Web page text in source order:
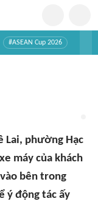
#ASEAN Cup 2026
Lai, phường Hạc
máy của khách
bên trong
ý động tác ấy